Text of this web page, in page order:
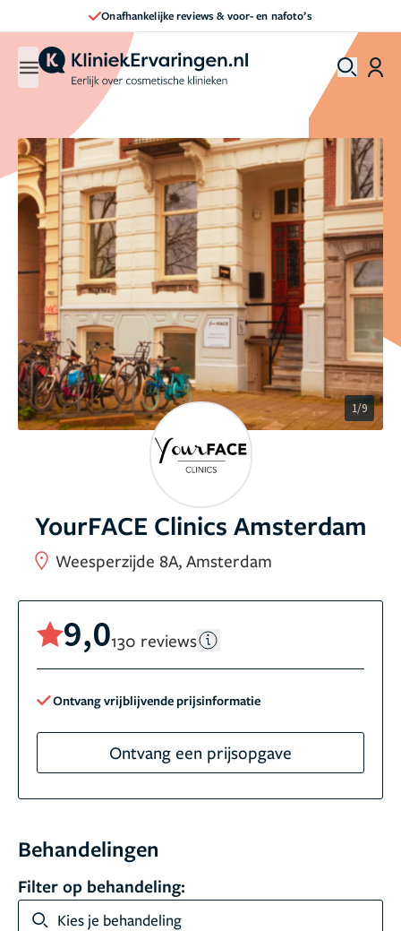
Direct een afspraak maken
1/9
YourFACE Clinics Amsterdam
Weesperzijde 8A, Amsterdam
9,0130 reviews
Ontvang vrijblijvende prijsinformatie
Ontvang een prijsopgave
Behandelingen
Filter op behandeling:
Kies je behandeling